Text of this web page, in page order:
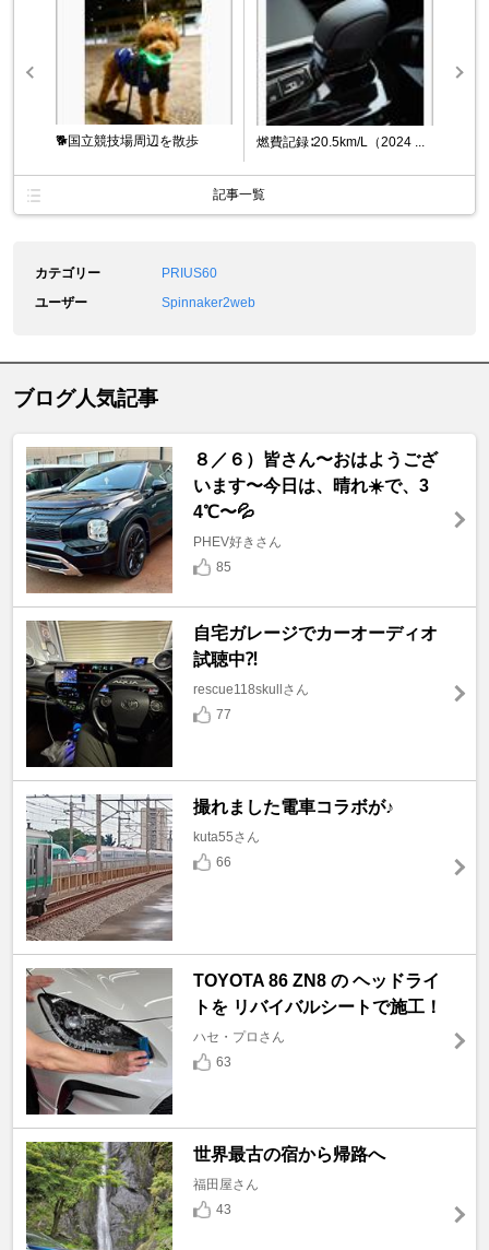
🐕️国立競技場周辺を散歩 燃費記録∶20.5km/L（2024 ...
記事一覧
カテゴリー
PRIUS60
ユーザー
Spinnaker2web
ブログ人気記事
８／６）皆さん〜おはようござ
います〜今日は、晴れ☀️で、3
4℃〜💦
PHEV好きさん
85
自宅ガレージでカーオーディオ
試聴中⁈
rescue118skullさん
77
撮れました電車コラボが♪
kuta55さん
66
TOYOTA 86 ZN8 の ヘッドライ
トを リバイバルシートで施工！
ハセ・プロさん
63
世界最古の宿から帰路へ
福田屋さん
43